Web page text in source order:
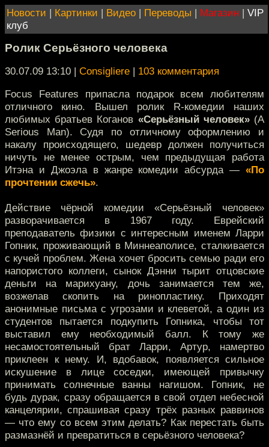
Новости | Картинки | Видео | Переводы | Магазин | VIP
клуб
Ролик Серьёзного человека
30.07.09 13:10 | Consigliere | 103 комментария
Focus Features припасла подарок всем любителям
отличного кино. Вышел ролик R-комедии наших
любимых братьев Коганов «Серьёзный человек»(A
Serious Man). Судя по отличному оформлению и
накалу происходящего, шедевр должен получиться
ничуть не менее острым, чем предыдущая работа
Итэна и Джоэла в жанре комедии абсурда — «По
прочтении сжечь».
Действие чёрной комедии «Серьёзный человек»
разворачивается в 1967 году. Еврейский
преподаватель физики с интересным именем Ларри
Гопник, проживающий в Миннеаполисе, сталкивается
с кучей проблем. Жена хочет бросить семью ради его
напористого коллеги, сынок Дэнни тырит отцовские
деньги на марихуану, дочь занимается тем же,
возжелав скопить на ринопластику. Приходят
анонимные письма с угрозами и клеветой, а один из
студентов пытается подкупить Гопника, чтобы тот
выставил ему необходимый балл. К тому же
несамостоятельный брат Ларри, Артур, намертво
приклеен к нему. И, вдобавок, появляется сильное
искушение в лице соседки, имеющей привычку
принимать солнечные ванны нагишом. Гопник, не
будь дурак, сразу обращается в свой отдел небесной
канцелярии, спрашивая сразу трёх разных раввинов
— что ему со всем этим делать? Как перестать быть
размазнёй и превратиться в серьёзного человека?